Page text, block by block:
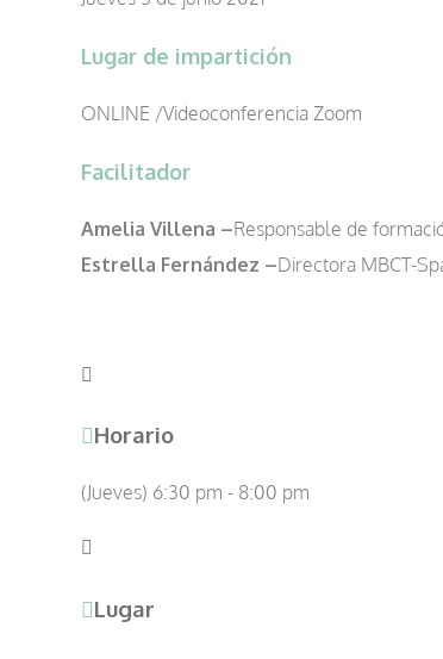
Lugar de impartición
ONLINE /Videoconferencia Zoom
Facilitador
Amelia Villena –Responsable de
Estrella Fernández –Directora MBCT-
Horario
(Jueves) 6:30 pm - 8:00 pm
Lugar